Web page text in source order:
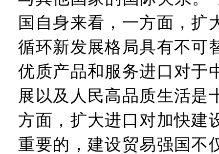
国自身来看，一方面，扩
循环新发展格局具有不可
优质产品和服务进口对于
展以及人民高品质生活是
方面，扩大进口对加快建
重要的，建设贸易强国不